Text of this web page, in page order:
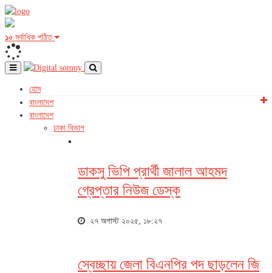
১০ সর্বাধিক পঠিত
হোম
বাংলাদেশ
বাংলাদেশ
ঢাকা বিভাগ
ডাকসু ভিপি প্রার্থী জালাল আহমদ
গ্রেপ্তার নিউজ ডেস্ক
২৭ অগাস্ট ২০২৫, ১৮:২৭
স্বেচ্ছায় জেলা বিএনপির পদ ছাড়লেন জি